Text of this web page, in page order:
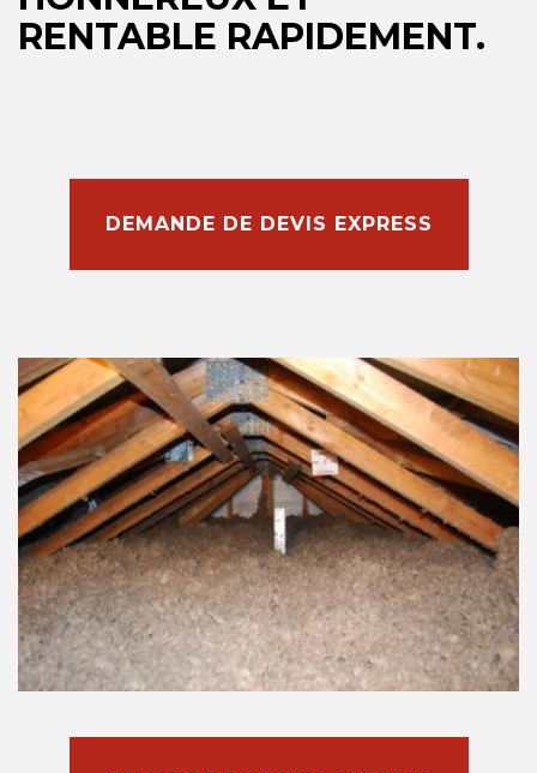
RENTABLE RAPIDEMENT.
DEMANDE DE DEVIS EXPRESS